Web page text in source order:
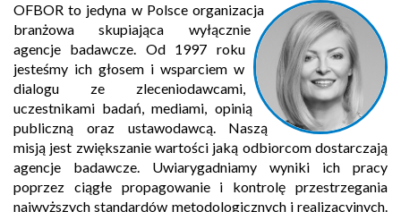
OFBOR to jedyna w Polsce organizacja
branżowa skupiająca wyłącznie
agencje badawcze. Od 1997 roku
jesteśmy ich głosem i wsparciem w
dialogu ze zleceniodawcami,
uczestnikami badań, mediami, opinią
publiczną oraz ustawodawcą. Naszą
misją jest zwiększanie wartości jaką odbiorcom dostarczają
agencje badawcze. Uwiarygadniamy wyniki ich pracy
poprzez ciągłe propagowanie i kontrolę przestrzegania
najwyższych standardów metodologicznych i realizacyjnych.